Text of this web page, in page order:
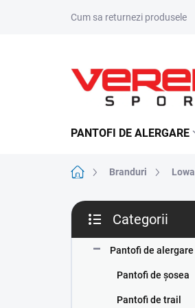
Cum sa returnezi produsele
PANTOFI DE ALERGARE
AcasăBranduri Lowa
B
r
peste
categorii
Categorii
Pantofi de alergare
Pantofi de șosea
Pantofi de trail